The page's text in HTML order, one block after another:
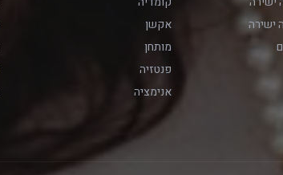
ישירה
אקשן
מותחן
פנטזיה
אנימציה